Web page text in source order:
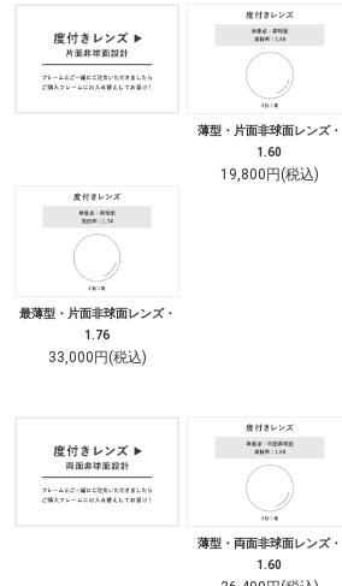
薄型・片面非球面レンズ・
1.60
19,800円(税込)
最薄型・片面非球面レンズ・
1.76
33,000円(税込)
薄型・両面非球面レンズ・
1.60